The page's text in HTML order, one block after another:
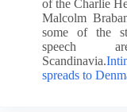
of the Charlie
Malcolm
some of the
speech
Scandinavia.
spreads to